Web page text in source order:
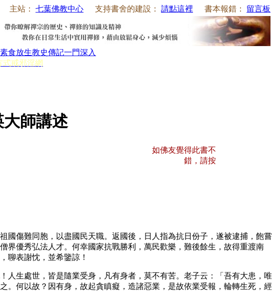
主站： 七葉佛教中心 支持書舍的建設： 請點這裡 書本報錯： 留言板
素食放生教史傳記一門深入
式戒邪淫網
師講述
如佛友覺得此書不
錯，請按
國傷難同胞，以盡國民天職。返國後，日人指為抗日份子，遂被逮捕，飽嘗
界優秀弘法人才。何幸國家抗戰勝利，萬民歡樂，難後餘生，故得重渡南
聊表謝忱，並希鑒諒！
人生處世，皆是隨業受身，凡有身者，莫不有苦。老子云：「吾有大患，唯
何以故？因有身，故起貪瞋癡，造諸惡業，是故依業受報，輪轉生死，經